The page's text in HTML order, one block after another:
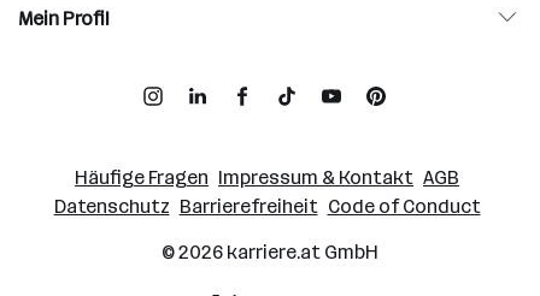
Mein Profil
Häufige Fragen Impressum & Kontakt AGB
Datenschutz Barrierefreiheit Code of Conduct
© 2026 karriere.at GmbH